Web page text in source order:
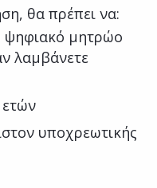
θα πρέπει να:
ψηφιακό μητρώο
λαμβάνετε
ετών
υποχρεωτικής